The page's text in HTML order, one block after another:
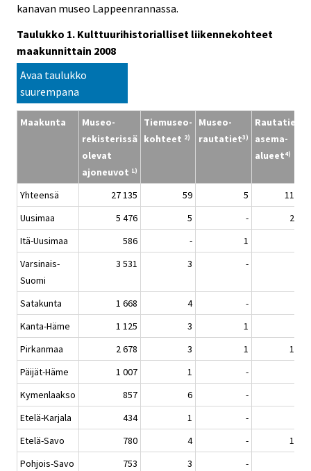
kanavan museo Lappeenrannassa.
Taulukko 1. Kulttuurihistorialliset liikennekohteet
maakunnittain 2008
Avaa taulukko
suurempana
Maakunta
Museo-
rekisterissä
olevat
ajoneuvot 1)
Tiemuseo-
kohteet 2)
Museo-
rautatiet3)
Rautatie-
asema-
alueet4)
Yhteensä
27 135 59 5
118
Uusimaa
5 476 5 -
20
Itä-Uusimaa
586 - 1
Varsinais-
Suomi
3 531 3 -
Satakunta 1 668 4 -
Kanta-Häme
1 125 3 1
Pirkanmaa
2 678 3 1
12
Päijät-Häme
1 007 1 -
Kymenlaakso
857 6 -
Etelä-Karjala
434 1 -
Etelä-Savo
780 4 -
11
Pohjois-Savo
753 3 -